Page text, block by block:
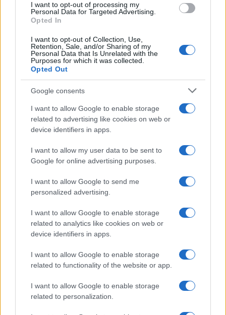
I want to opt-out of processing my
Personal Data for Targeted Advertising.
Opted In
I want to opt-out of Collection, Use,
Retention, Sale, and/or Sharing of my
Personal Data that Is Unrelated with the
Purposes for which it was collected.
Opted Out
Google consents
I want to allow Google to enable storage
related to advertising like cookies on web or
device identifiers in apps.
I want to allow my user data to be sent to
Google for online advertising purposes.
I want to allow Google to send me
personalized advertising.
I want to allow Google to enable storage
related to analytics like cookies on web or
device identifiers in apps.
I want to allow Google to enable storage
related to functionality of the website or app.
I want to allow Google to enable storage
related to personalization.
Continua a leggere